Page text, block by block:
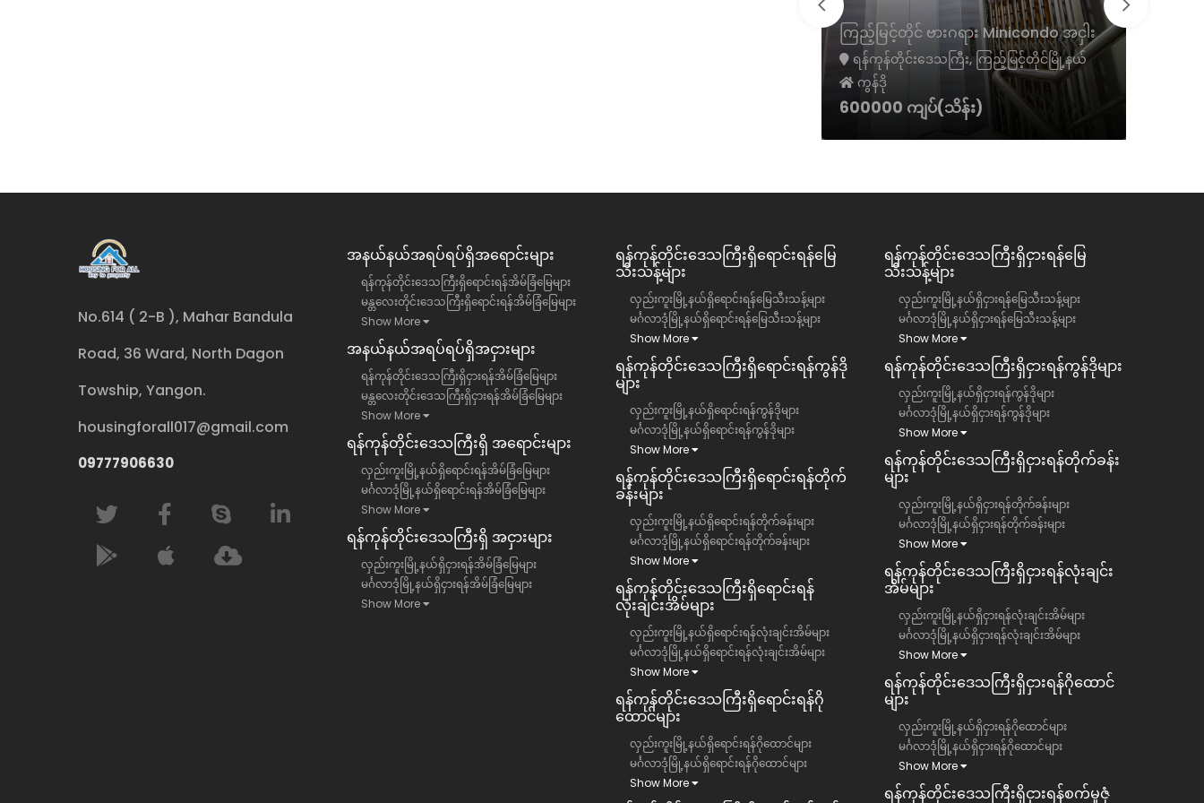
ကြည့်မြင့်တိုင် ဗားဂရား Minicondo အငှါး
ရန်ကုန်တိုင်းဒေသကြီး, ကြည့်မြင့်တိုင်မြို့နယ်
ကွန်ဒို
600000 ကျပ်(သိန်း)
No.614 ( 2-B ), Mahar Bandula
Road, 36 Ward, North Dagon
Towship, Yangon.
housingforall017@gmail.com
09777906630
အနယ်နယ်အရပ်ရပ်ရှိအရောင်းများ
ရန်ကုန်တိုင်းဒေသကြီးရှိရောင်းရန်အိမ်ခြံမြေများ
မန္တလေးတိုင်းဒေသကြီးရှိရောင်းရန်အိမ်ခြံမြေများ
Show More
အနယ်နယ်အရပ်ရပ်ရှိအငှားများ
ရန်ကုန်တိုင်းဒေသကြီးရှိငှားရန်အိမ်ခြံမြေများ
မန္တလေးတိုင်းဒေသကြီးရှိငှားရန်အိမ်ခြံမြေများ
Show More
ရန်​ကုန်တိုင်းဒေသကြီး​ရှိ အရောင်းများ
လှည်းကူးမြို့နယ်ရှိရောင်းရန်အိမ်ခြံမြေများ
မင်္ဂလာဒုံမြို့နယ်ရှိရောင်းရန်အိမ်ခြံမြေများ
Show More
ရန်​ကုန်တိုင်းဒေသကြီး​ရှိ အငှားများ
လှည်းကူးမြို့နယ်ရှိငှားရန်အိမ်ခြံမြေများ
မင်္ဂလာဒုံမြို့နယ်ရှိငှားရန်အိမ်ခြံမြေများ
Show More
ရန်ကုန်တိုင်းဒေသကြီး​ရှိရောင်းရန်မြေ
သီးသန့်များ
လှည်းကူးမြို့နယ်ရှိရောင်းရန်မြေသီးသန့်များ
မင်္ဂလာဒုံမြို့နယ်ရှိရောင်းရန်မြေသီးသန့်များ
Show More
ရန်ကုန်တိုင်းဒေသကြီး​ရှိရောင်းရန်ကွန်ဒို
များ
လှည်းကူးမြို့နယ်ရှိရောင်းရန်ကွန်ဒိုများ
မင်္ဂလာဒုံမြို့နယ်ရှိရောင်းရန်ကွန်ဒိုများ
Show More
ရန်ကုန်တိုင်းဒေသကြီး​ရှိရောင်းရန်တိုက်
ခန်းများ
လှည်းကူးမြို့နယ်ရှိရောင်းရန်တိုက်ခန်းများ
မင်္ဂလာဒုံမြို့နယ်ရှိရောင်းရန်တိုက်ခန်းများ
Show More
ရန်ကုန်တိုင်းဒေသကြီး​ရှိရောင်းရန်
လုံးချင်းအိမ်များ
လှည်းကူးမြို့နယ်ရှိရောင်းရန်လုံးချင်းအိမ်များ
မင်္ဂလာဒုံမြို့နယ်ရှိရောင်းရန်လုံးချင်းအိမ်များ
Show More
ရန်ကုန်တိုင်းဒေသကြီး​ရှိရောင်းရန်ဂို
ထောင်များ
လှည်းကူးမြို့နယ်ရှိရောင်းရန်ဂိုထောင်များ
မင်္ဂလာဒုံမြို့နယ်ရှိရောင်းရန်ဂိုထောင်များ
Show More
ရန်ကုန်တိုင်းဒေသကြီး​​ရှိငှားရန်မြေ
သီးသန့်များ
လှည်းကူးမြို့နယ်ရှိငှားရန်မြေသီးသန့်များ
မင်္ဂလာဒုံမြို့နယ်ရှိငှားရန်မြေသီးသန့်များ
Show More
ရန်ကုန်တိုင်းဒေသကြီး​​ရှိငှားရန်ကွန်ဒိုများ
လှည်းကူးမြို့နယ်ရှိငှားရန်ကွန်ဒိုများ
မင်္ဂလာဒုံမြို့နယ်ရှိငှားရန်ကွန်ဒိုများ
Show More
ရန်ကုန်တိုင်းဒေသကြီး​​ရှိငှားရန်တိုက်ခန်း
များ
လှည်းကူးမြို့နယ်ရှိငှားရန်တိုက်ခန်းများ
မင်္ဂလာဒုံမြို့နယ်ရှိငှားရန်တိုက်ခန်းများ
Show More
ရန်ကုန်တိုင်းဒေသကြီး​​ရှိငှားရန်လုံးချင်း
အိမ်များ
လှည်းကူးမြို့နယ်ရှိငှားရန်လုံးချင်းအိမ်များ
မင်္ဂလာဒုံမြို့နယ်ရှိငှားရန်လုံးချင်းအိမ်များ
Show More
ရန်ကုန်တိုင်းဒေသကြီး​​ရှိငှားရန်ဂိုထောင်
များ
လှည်းကူးမြို့နယ်ရှိငှားရန်ဂိုထောင်များ
မင်္ဂလာဒုံမြို့နယ်ရှိငှားရန်ဂိုထောင်များ
Show More
ရန်ကုန်တိုင်းဒေသကြီး​​ရှိငှားရန်စက်မှုဇုံ